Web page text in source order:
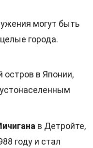
могут быть
города.
в Японии,
в Детройте,
году и стал